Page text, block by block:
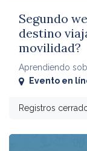
Segundo
destino
movilidad?
Aprendiendo
Evento en
Registros